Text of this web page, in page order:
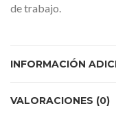
de trabajo.
INFORMACIÓN
VALORACIONES (0)